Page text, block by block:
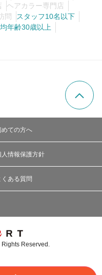
ヘアカラー専門店
問
スタッフ10名以下
年齢30歳以上
めての方へ
人情報保護方針
くある質問
Reserved.